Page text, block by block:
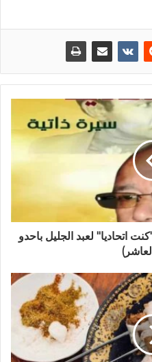
اتحاديا" لعبد الجليل باحدو